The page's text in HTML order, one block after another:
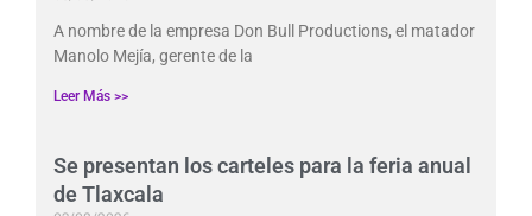
A nombre de la empresa Don Bull Productions, el matador
Manolo Mejía, gerente de la
Leer Más >>
Se presentan los carteles para la feria anual
de Tlaxcala